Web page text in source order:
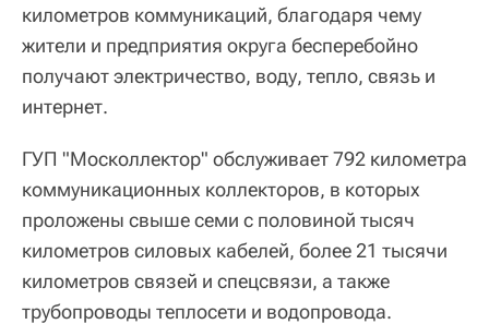
километров коммуникаций, благодаря чему
жители и предприятия округа бесперебойно
получают электричество, воду, тепло, связь и
интернет.
ГУП "Москоллектор" обслуживает 792 километра
коммуникационных коллекторов, в которых
проложены свыше семи с половиной тысяч
километров силовых кабелей, более 21 тысячи
километров связей и спецсвязи, а также
трубопроводы теплосети и водопровода.